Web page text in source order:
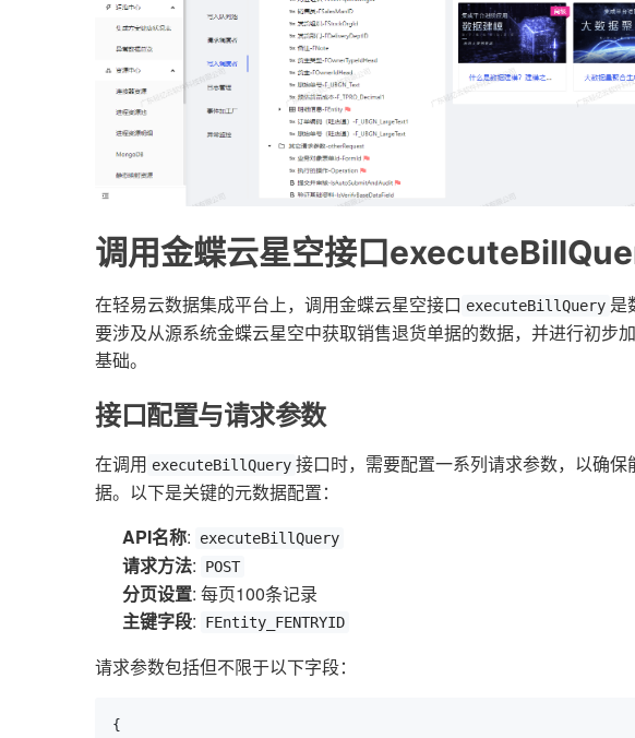
调用金蝶云星空接口
在轻易云数据集成平台上，调用金蝶云星空接口 executeBillQuery 是
要涉及从源系统金蝶云星空中获取销售退货单据的数据，并进行初步
基础。
接口配置与请求参数
在调用 executeBillQuery 接口时，需要配置一系列请求参数，以确
据。以下是关键的元数据配置：
API名称: executeBillQuery
请求方法: POST
分页设置: 每页100条记录
主键字段: FEntity_FENTRYID
请求参数包括但不限于以下字段：
{